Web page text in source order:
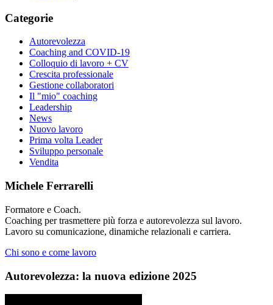
Categorie
Autorevolezza
Coaching and COVID-19
Colloquio di lavoro + CV
Crescita professionale
Gestione collaboratori
Il "mio" coaching
Leadership
News
Nuovo lavoro
Prima volta Leader
Sviluppo personale
Vendita
Michele Ferrarelli
Formatore e Coach.
Coaching per trasmettere più forza e autorevolezza sul lavoro.
Lavoro su comunicazione, dinamiche relazionali e carriera.
Chi sono e come lavoro
Autorevolezza: la nuova edizione 2025